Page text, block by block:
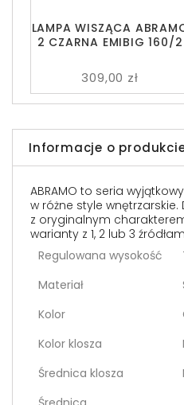
LAMPA WISZĄCA
2 CZARNA EMIBIG 160/2
309,00 zł
Informacje o
ABRAMO to seria
w różne style
z oryginalnym
warianty z 1, 2 lub 3
Regulowana wysokość
Materiał
Kolor
Kolor klosza
Średnica klosza